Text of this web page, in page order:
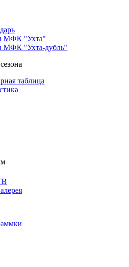
МФК "Ухта"
МФК "Ухта-дубль"
таблица